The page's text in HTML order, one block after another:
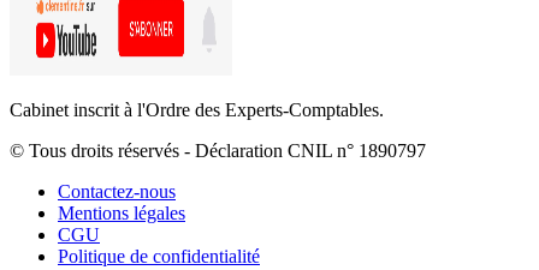
Cabinet inscrit à l'Ordre des Experts-Comptables.
© Tous droits réservés - Déclaration CNIL n° 1890797
Contactez-nous
Mentions légales
CGU
Politique de confidentialité